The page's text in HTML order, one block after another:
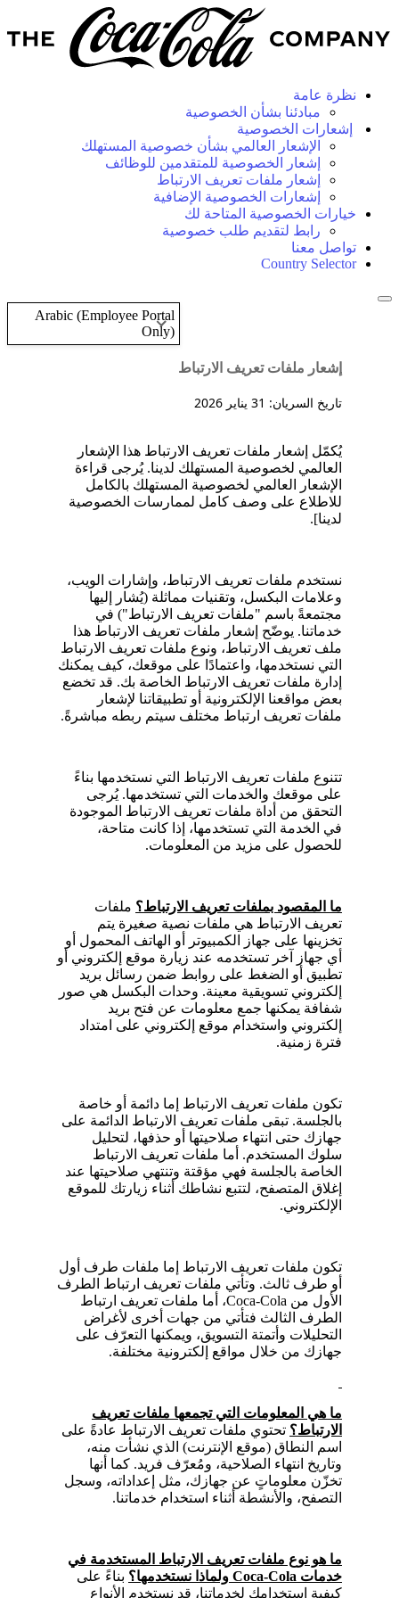
نظرة عامة
مبادئنا بشأن الخصوصية
إشعارات الخصوصية
الإشعار العالمي بشأن خصوصية المستهلك
إشعار الخصوصية للمتقدمين للوظائف
إشعار ملفات تعريف الارتباط
إشعارات الخصوصية الإضافية
خيارات الخصوصية المتاحة لك
رابط لتقديم طلب خصوصية
تواصل معنا
Country Selector
Arabic (Employee Portal
Only)
إشعار ملفات تعريف الارتباط
تاريخ السريان: 31 يناير 2026
يُكمّل إشعار ملفات تعريف الارتباط هذا الإشعار
العالمي لخصوصية المستهلك لدينا. يُرجى قراءة
الإشعار العالمي لخصوصية المستهلك بالكامل
للاطلاع على وصف كامل لممارسات الخصوصية
لدينا].
نستخدم ملفات تعريف الارتباط، وإشارات الويب،
وعلامات البكسل، وتقنيات مماثلة (يُشار إليها
مجتمعةً باسم "ملفات تعريف الارتباط") في
خدماتنا. يوضّح إشعار ملفات تعريف الارتباط هذا
ملف تعريف الارتباط، ونوع ملفات تعريف الارتباط
التي نستخدمها، واعتمادًا على موقعك، كيف يمكنك
إدارة ملفات تعريف الارتباط الخاصة بك. قد تخضع
بعض مواقعنا الإلكترونية أو تطبيقاتنا لإشعار
ملفات تعريف ارتباط مختلف سيتم ربطه مباشرةً.
تتنوع ملفات تعريف الارتباط التي نستخدمها بناءً
على موقعك والخدمات التي تستخدمها. يُرجى
التحقق من أداة ملفات تعريف الارتباط الموجودة
في الخدمة التي تستخدمها، إذا كانت متاحة،
للحصول على مزيد من المعلومات.
ما المقصود بملفات تعريف الارتباط؟ ملفات
تعريف الارتباط هي ملفات نصية صغيرة يتم
تخزينها على جهاز الكمبيوتر أو الهاتف المحمول أو
أي جهاز آخر تستخدمه عند زيارة موقع إلكتروني أو
تطبيق أو الضغط على روابط ضمن رسائل بريد
إلكتروني تسويقية معينة. وحدات البكسل هي صور
شفافة يمكنها جمع معلومات عن فتح بريد
إلكتروني واستخدام موقع إلكتروني على امتداد
فترة زمنية.
تكون ملفات تعريف الارتباط إما دائمة أو خاصة
بالجلسة. تبقى ملفات تعريف الارتباط الدائمة على
جهازك حتى انتهاء صلاحيتها أو حذفها، لتحليل
سلوك المستخدم. أما ملفات تعريف الارتباط
الخاصة بالجلسة فهي مؤقتة وتنتهي صلاحيتها عند
إغلاق المتصفح، لتتبع نشاطك أثناء زيارتك للموقع
الإلكتروني.
تكون ملفات تعريف الارتباط إما ملفات طرف أول
أو طرف ثالث. وتأتي ملفات تعريف ارتباط الطرف
الأول من Coca-Cola، أما ملفات تعريف ارتباط
الطرف الثالث فتأتي من جهات أخرى لأغراض
التحليلات وأتمتة التسويق، ويمكنها التعرّف على
جهازك من خلال مواقع إلكترونية مختلفة.
ما هي المعلومات التي تجمعها ملفات تعريف
الارتباط؟ تحتوي ملفات تعريف الارتباط عادةً على
اسم النطاق (موقع الإنترنت) الذي نشأت منه،
وتاريخ انتهاء الصلاحية، ومُعرّف فريد. كما أنها
تخزّن معلوماتٍ عن جهازك، مثل إعداداته، وسجل
التصفح، والأنشطة أثناء استخدام خدماتنا.
ما هو نوع ملفات تعريف الارتباط المستخدمة في
خدمات Coca-Cola ولماذا نستخدمها؟
بناءً على
كيفية استخدامك لخدماتنا، قد نستخدم الأنواع